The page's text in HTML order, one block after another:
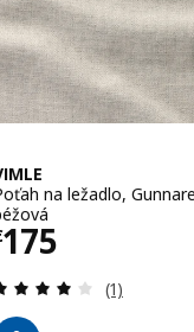
na ležadlo,
175 € 175
Prehľad: 4
(1)